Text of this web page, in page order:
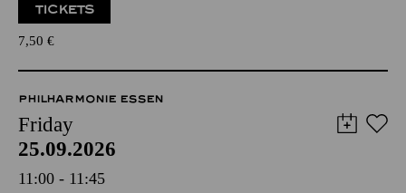
TICKETS
7,50 €
PHILHARMONIE ESSEN
Friday
25.09.2026
11:00 - 11:45